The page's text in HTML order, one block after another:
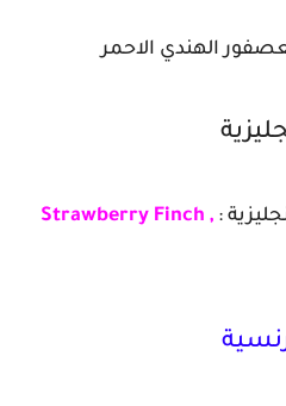
الهندي الاحمر
:
Strawberry Finch ,